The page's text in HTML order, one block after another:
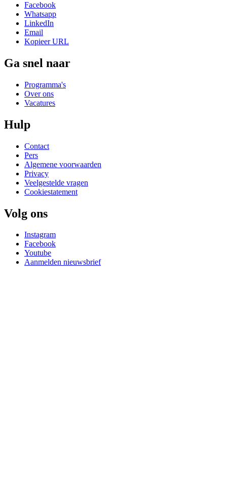
Facebook
Whatsapp
LinkedIn
Email
Kopieer URL
Ga snel naar
Programma's
Over ons
Vacatures
Hulp
Contact
Pers
Algemene voorwaarden
Privacy
Veelgestelde vragen
Cookiestatement
Volg ons
Instagram
Facebook
Youtube
Aanmelden nieuwsbrief